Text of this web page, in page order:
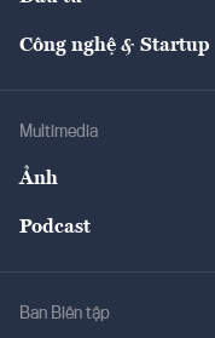
Tư vấn
Công nghệ & Startup
Multimedia
Ảnh
Podcast
Ban Biên tập